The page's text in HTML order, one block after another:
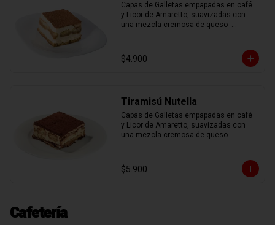
Capas de Galletas empapadas en café
y Licor de Amaretto, suavizadas con
una mezcla cremosa de queso
$4.900
Tiramisú Nutella
Capas de Galletas empapadas en café
y Licor de Amaretto, suavizadas con
una mezcla cremosa de queso
$5.900
Cafetería